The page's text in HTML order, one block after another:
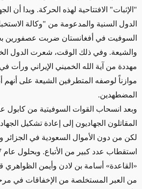
"الإثبات" الافتتاحية لهذه الحركة. وبدا أن
الدول السنية والمدعومة من "وكالة
السوفيت في أفغانستان ضربت عصفورين
والشيعة. وفي ذلك الوقت، شعرت الدول
مهددة من آية الله الخميني الإيراني ورأت
موازناً لوصفه المتطرفين الشيعة على أنهم
المضطهدين.
المقاتلون الجهاديون إلى إعادة تشكيل
لكن من دون الأموال السعودية في الجزائر
«القاعدة» أسامة بن لادن وأيمن الظواهري
من العبر المستخلصة من الإخفاقات في